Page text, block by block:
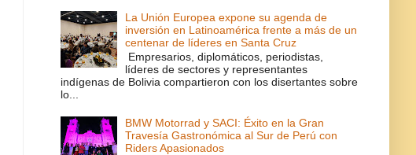
La Unión Europea expone su agenda de
inversión en Latinoamérica frente a más de un
centenar de líderes en Santa Cruz
Empresarios, diplomáticos, periodistas,
líderes de sectores y representantes
indígenas de Bolivia compartieron con los disertantes sobre
lo...
BMW Motorrad y SACI: Éxito en la Gran
Travesía Gastronómica al Sur de Perú con
Riders Apasionados